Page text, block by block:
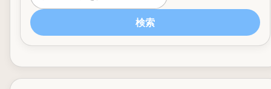
検索